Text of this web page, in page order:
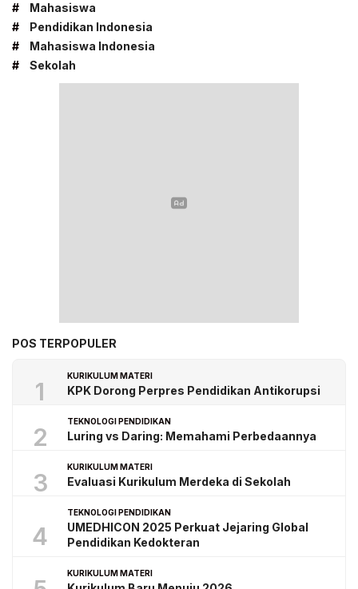
#
Mahasiswa
#
Pendidikan Indonesia
#
Mahasiswa Indonesia
#
Sekolah
POS TERPOPULER
1
KURIKULUM MATERI
KPK Dorong Perpres Pendidikan Antikorupsi
2
TEKNOLOGI PENDIDIKAN
Luring vs Daring: Memahami Perbedaannya
3
KURIKULUM MATERI
Evaluasi Kurikulum Merdeka di Sekolah
4
TEKNOLOGI PENDIDIKAN
UMEDHICON 2025 Perkuat Jejaring Global
Pendidikan Kedokteran
KURIKULUM MATERI